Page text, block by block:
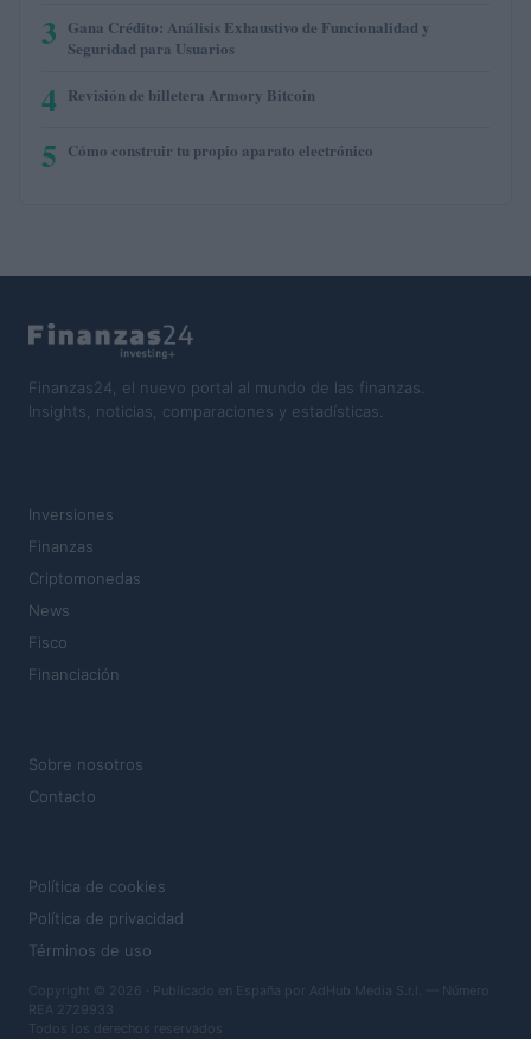
3 Gana Crédito: Análisis Exhaustivo de Funcionalidad y
Seguridad para Usuarios
4 Revisión de billetera Armory Bitcoin
5 Cómo construir tu propio aparato electrónico
Finanzas24, el nuevo portal al mundo de las finanzas.
Insights, noticias, comparaciones y estadísticas.
Inversiones
Finanzas
Criptomonedas
News
Fisco
Financiación
Sobre nosotros
Contacto
Política de cookies
Política de privacidad
Términos de uso
Copyright © 2026 · Publicado en España por AdHub Media S.r.l. — Número
REA 2729933
Todos los derechos reservados